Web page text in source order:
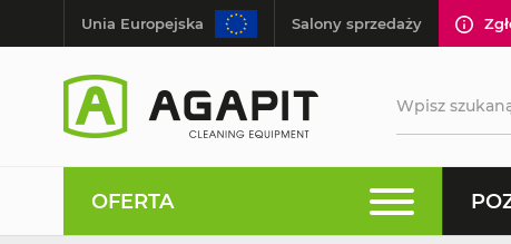
Unia Europejska Salony sprzedaży
OFERTA